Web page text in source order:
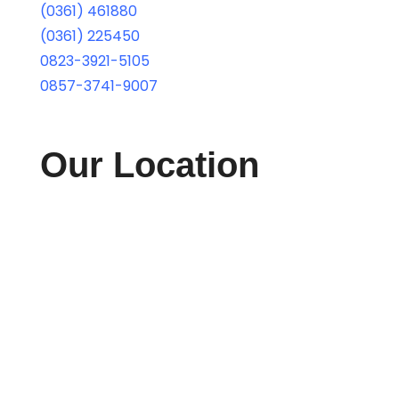
(0361) 461880
(0361) 225450
0823-3921-5105
0857-3741-9007
Our Location